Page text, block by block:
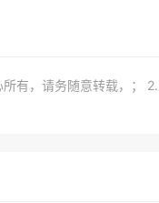
有，请务随意转载，；